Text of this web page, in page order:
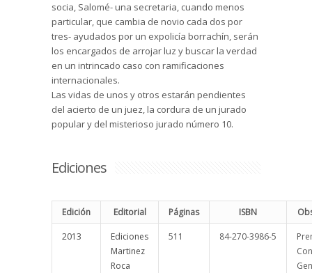
socia, Salomé- una secretaria, cuando menos
particular, que cambia de novio cada dos por
tres- ayudados por un expolicía borrachín, serán
los encargados de arrojar luz y buscar la verdad
en un intrincado caso con ramificaciones
internacionales.
Las vidas de unos y otros estarán pendientes
del acierto de un juez, la cordura de un jurado
popular y del misterioso jurado número 10.
Ediciones
Edición Editorial Páginas ISBN
2013
Ediciones
Martinez
Roca
511 84-270-3986-5